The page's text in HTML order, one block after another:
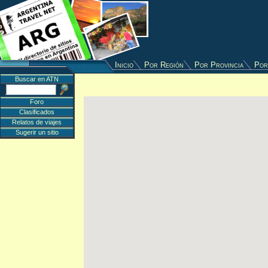
Inicio Por Región Por Provincia
Buscar en ATN
Foro
Clasificados
Relatos de viajes
Sugerir un sitio